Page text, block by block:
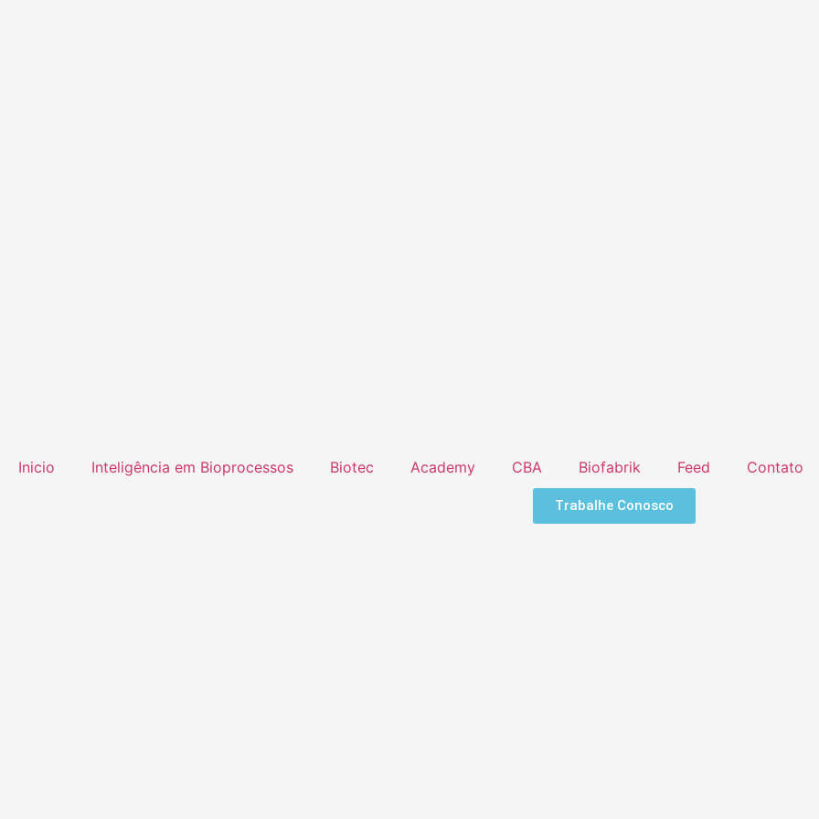
Inicio Inteligência em Bioprocessos Biotec Academy CBA Biofabrik Feed Contato
Trabalhe Conosco